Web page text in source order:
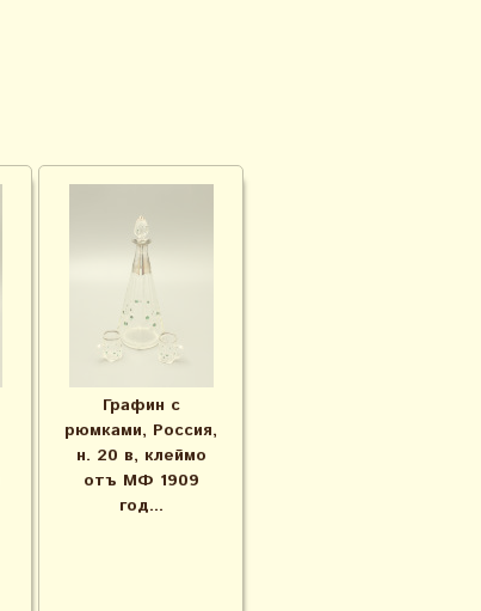
Графин с
рюмками, Россия,
н. 20 в, клеймо
отъ МФ 1909
год...